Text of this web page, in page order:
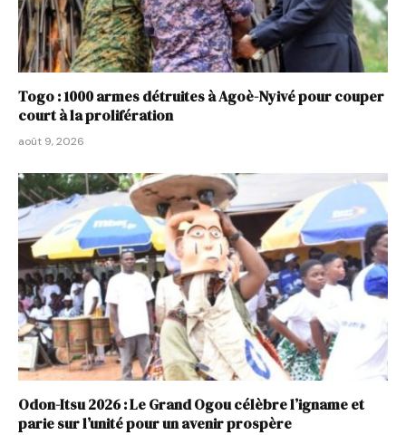
Togo : 1000 armes détruites à Agoè-Nyivé pour couper
court à la prolifération
août 9, 2026
Odon-Itsu 2026 : Le Grand Ogou célèbre l’igname et
parie sur l’unité pour un avenir prospère